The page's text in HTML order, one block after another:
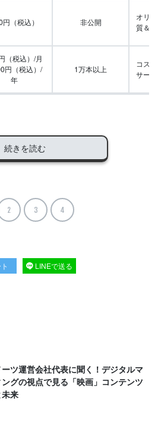
（税込） 非公開
オリ
質＆
（税込）/月
円（税込）/
年
1万本以上
コス
サー
続きを読む
2 3 4
LINEで送る
ツ運営会社代表に聞く！デジタルマ
グの視点で見る「映画」コンテンツ
来